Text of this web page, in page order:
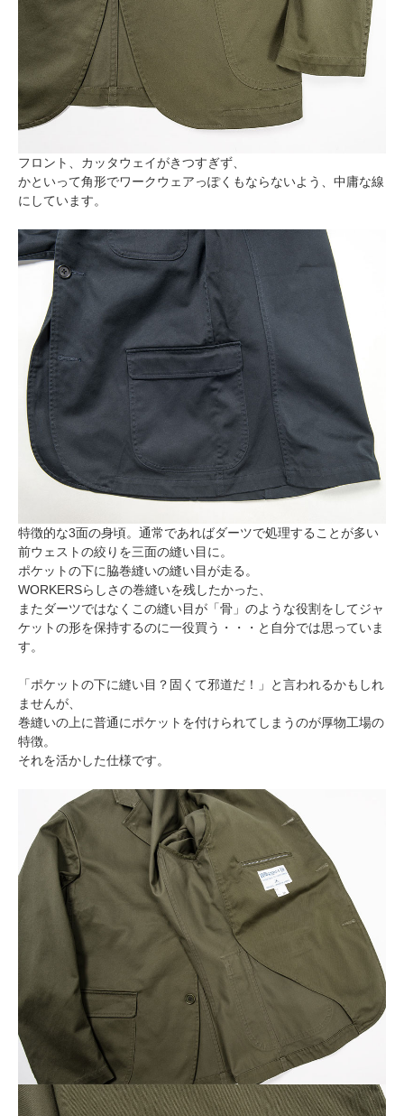
フロント、カッタウェイがきつすぎず、
かといって角形でワークウェアっぽくもならないよう、中庸な線
にしています。
特徴的な3面の身頃。通常であればダーツで処理することが多い
前ウェストの絞りを三面の縫い目に。
ポケットの下に脇巻縫いの縫い目が走る。
WORKERSらしさの巻縫いを残したかった、
またダーツではなくこの縫い目が「骨」のような役割をしてジャ
ケットの形を保持するのに一役買う・・・と自分では思っていま
す。
「ポケットの下に縫い目？固くて邪道だ！」と言われるかもしれ
ませんが、
巻縫いの上に普通にポケットを付けられてしまうのが厚物工場の
特徴。
それを活かした仕様です。